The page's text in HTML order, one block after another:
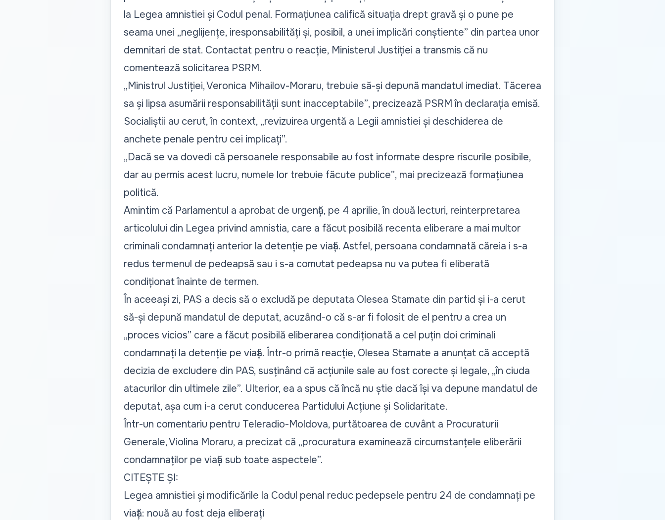
la Legea amnistiei și Codul penal. Formațiunea califică situația drept gravă și o pune pe
seama unei „neglijențe, iresponsabilități și, posibil, a unei implicări conștiente” din partea unor
demnitari de stat. Contactat pentru o reacție, Ministerul Justiției a transmis că nu
comentează solicitarea PSRM.
„Ministrul Justiției, Veronica Mihailov-Moraru, trebuie să-și depună mandatul imediat. Tăcerea
sa și lipsa asumării responsabilității sunt inacceptabile”, precizează PSRM în declarația emisă.
Socialiștii au cerut, în context, „revizuirea urgentă a Legii amnistiei și deschiderea de
anchete penale pentru cei implicați”.
„Dacă se va dovedi că persoanele responsabile au fost informate despre riscurile posibile,
dar au permis acest lucru, numele lor trebuie făcute publice”, mai precizează formațiunea
politică.
Amintim că Parlamentul a aprobat de urgență, pe 4 aprilie, în două lecturi, reinterpretarea
articolului din Legea privind amnistia, care a făcut posibilă recenta eliberare a mai multor
criminali condamnați anterior la detenție pe viață. Astfel, persoana condamnată căreia i s-a
redus termenul de pedeapsă sau i s-a comutat pedeapsa nu va putea fi eliberată
condiționat înainte de termen.
În aceeași zi, PAS a decis să o excludă pe deputata Olesea Stamate din partid și i-a cerut
să-și depună mandatul de deputat, acuzând-o că s-ar fi folosit de el pentru a crea un
„proces vicios” care a făcut posibilă eliberarea condiționată a cel puțin doi criminali
condamnați la detenție pe viață. Într-o primă reacție, Olesea Stamate a anunțat că acceptă
decizia de excludere din PAS, susținând că acțiunile sale au fost corecte și legale, „în ciuda
atacurilor din ultimele zile”. Ulterior, ea a spus că încă nu știe dacă își va depune mandatul de
deputat, așa cum i-a cerut conducerea Partidului Acțiune și Solidaritate.
Într-un comentariu pentru Teleradio-Moldova, purtătoarea de cuvânt a Procuraturii
Generale, Violina Moraru, a precizat că „procuratura examinează circumstanțele eliberării
condamnaților pe viață sub toate aspectele”.
CITEȘTE ȘI:
Legea amnistiei și modificările la Codul penal reduc pedepsele pentru 24 de condamnați pe
viață: nouă au fost deja eliberați